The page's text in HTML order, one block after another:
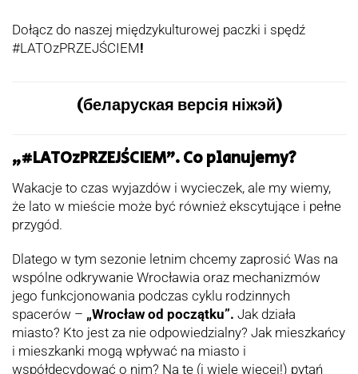
Dołącz do naszej międzykulturowej paczki i spędź
#LATOzPRZEJŚCIEM!
(беларуская версія ніжэй)
„#LATOzPRZEJŚCIEM”.Co planujemy?
Wakacje to czas wyjazdów i wycieczek, ale my wiemy,
że lato w mieście może być również ekscytujące i pełne
przygód.
Dlatego w tym sezonie letnim chcemy zaprosić Was na
wspólne odkrywanie Wrocławia oraz mechanizmów
jego funkcjonowania podczas cyklu rodzinnych
spacerów – „Wrocław od początku”. Jak działa
miasto? Kto jest za nie odpowiedzialny? Jak mieszkańcy
i mieszkanki mogą wpływać na miasto i
współdecydować o nim? Na te (i wiele więcej!) pytań